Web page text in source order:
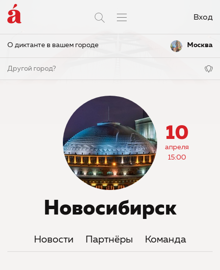
Вход
О диктанте в вашем городе Москва
Другой город?
10
апреля
15:00
Новосибирск
Новости Партнёры Команда